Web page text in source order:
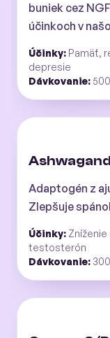
buniek cez
účinkoch v
Účinky: Pamäť,
depresie
Dávkovanie:
Adaptogén z
Zlepšuje
Účinky:
testosterón
Dávkovanie: